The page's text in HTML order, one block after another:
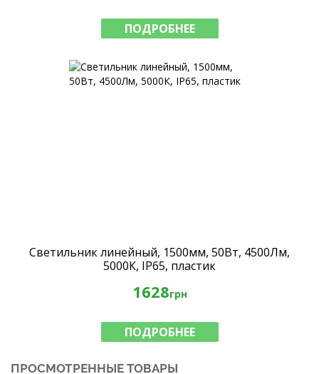
ПОДРОБНЕЕ
Светильник линейный, 1500мм, 50Вт, 4500Лм,
5000К, IP65, пластик
1628грн
ПОДРОБНЕЕ
ПРОСМОТРЕННЫЕ ТОВАРЫ